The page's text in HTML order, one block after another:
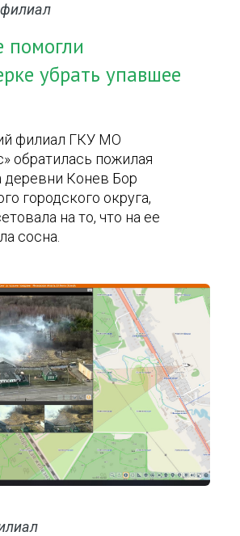
помогли
убрать упавшее
филиал ГКУ МО
обратилась пожилая
деревни Конев Бор
городского округа,
на то, что на ее
сосна.